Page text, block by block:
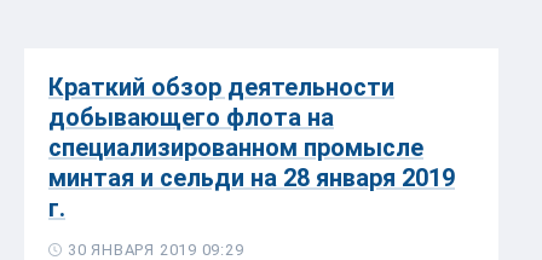
Краткий обзор деятельности
добывающего флота на
специализированном промысле
минтая и сельди на 28 января 2019
г.
30 ЯНВАРЯ 2019 09:29